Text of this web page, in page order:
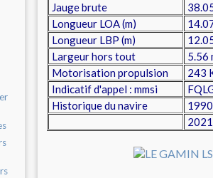
Jauge brute
Longueur LOA (m)
Longueur LBP (m)
Largeur hors tout
5.56
Motorisation propulsion
243
Indicatif d'appel : mmsi
Historique du navire